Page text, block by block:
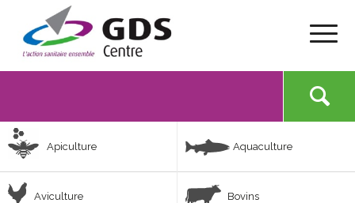
Apiculture Aquaculture
Aviculture Bovins